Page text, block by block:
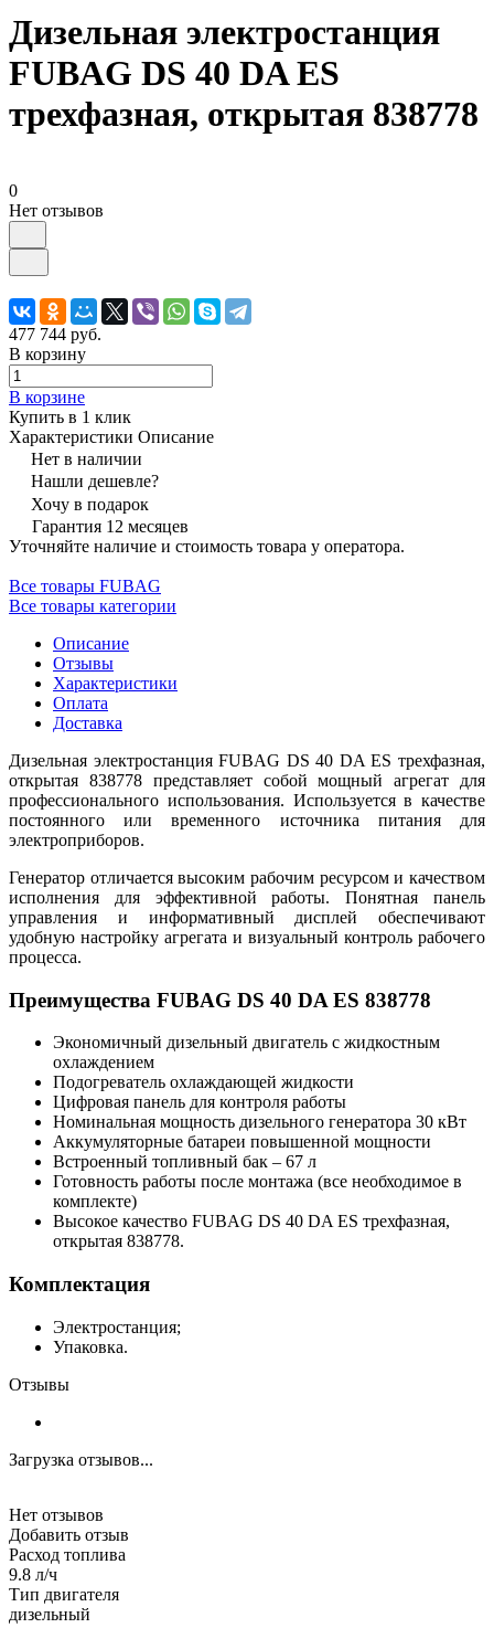
Дизельная электростанция
FUBAG DS 40 DA ES
трехфазная, открытая 838778
0
Нет отзывов
477 744 руб.
В корзину
В корзине
Купить в 1 клик
Характеристики Описание
Нет в наличии
Нашли дешевле?
Хочу в подарок
Гарантия 12 месяцев
Уточняйте наличие и стоимость товара у оператора.
Все товары FUBAG
Все товары категории
Описание
Отзывы
Характеристики
Оплата
Доставка
Дизельная электростанция FUBAG DS 40 DA ES трехфазная,
открытая 838778 представляет собой мощный агрегат для
профессионального использования. Используется в качестве
постоянного или временного источника питания для
электроприборов.
Генератор отличается высоким рабочим ресурсом и качеством
исполнения для эффективной работы. Понятная панель
управления и информативный дисплей обеспечивают
удобную настройку агрегата и визуальный контроль рабочего
процесса.
Преимущества FUBAG DS 40 DA ES 838778
Экономичный дизельный двигатель с жидкостным
охлаждением
Подогреватель охлаждающей жидкости
Цифровая панель для контроля работы
Номинальная мощность дизельного генератора 30 кВт
Аккумуляторные батареи повышенной мощности
Встроенный топливный бак – 67 л
Готовность работы после монтажа (все необходимое в
комплекте)
Высокое качество FUBAG DS 40 DA ES трехфазная,
открытая 838778.
Комплектация
Электростанция;
Упаковка.
Отзывы
Загрузка отзывов...
Нет отзывов
Добавить отзыв
Расход топлива
9.8 л/ч
Тип двигателя
дизельный